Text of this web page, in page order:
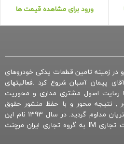
ورود برای مشاهده قیمت ها
در زمینه تامین قطعات یدکی خودروهای
پیمان آسبان شروع کرد .فعالیتهای
رعایت اصول مشتری مداری و محوریت
, نتیجه محور و با حفظ منشور حقوق
کارکنان و نیروی انسانی و مشتریان مداوم گردید. در سال 1393 نام این
مجموعه همزمان با ثبت علامت تجاری IM به گروه تجاری ایران مرچنت